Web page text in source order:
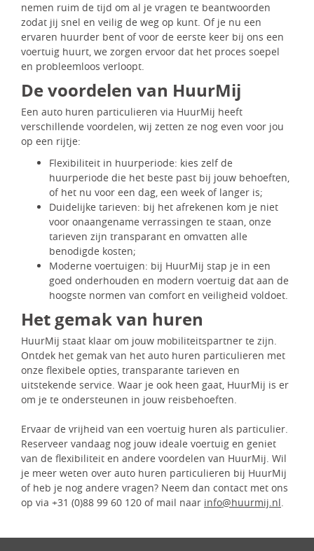
nemen ruim de tijd om al je vragen te beantwoorden
zodat jij snel en veilig de weg op kunt. Of je nu een
ervaren huurder bent of voor de eerste keer bij ons een
voertuig huurt, we zorgen ervoor dat het proces soepel
en probleemloos verloopt.
De voordelen van HuurMij
Een auto huren particulieren via HuurMij heeft
verschillende voordelen, wij zetten ze nog even voor jou
op een rijtje:
Flexibiliteit in huurperiode: kies zelf de
huurperiode die het beste past bij jouw behoeften,
of het nu voor een dag, een week of langer is;
Duidelijke tarieven: bij het afrekenen kom je niet
voor onaangename verrassingen te staan, onze
tarieven zijn transparant en omvatten alle
benodigde kosten;
Moderne voertuigen: bij HuurMij stap je in een
goed onderhouden en modern voertuig dat aan de
hoogste normen van comfort en veiligheid voldoet.
Het gemak van huren
HuurMij staat klaar om jouw mobiliteitspartner te zijn.
Ontdek het gemak van het auto huren particulieren met
onze flexibele opties, transparante tarieven en
uitstekende service. Waar je ook heen gaat, HuurMij is er
om je te ondersteunen in jouw reisbehoeften.
Ervaar de vrijheid van een voertuig huren als particulier.
Reserveer vandaag nog jouw ideale voertuig en geniet
van de flexibiliteit en andere voordelen van HuurMij. Wil
je meer weten over auto huren particulieren bij HuurMij
of heb je nog andere vragen? Neem dan contact met ons
op via +31 (0)88 99 60 120 of mail naar info@huurmij.nl.